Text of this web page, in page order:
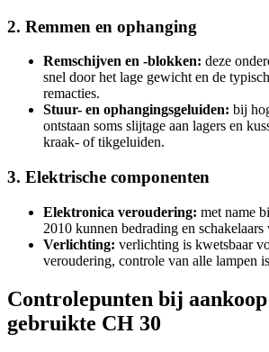
2. Remmen en ophanging
Remschijven en -blokken: deze
snel door het lage gewicht en de
remacties.
Stuur- en ophangingsgeluiden: bij
ontstaan soms slijtage aan lagers en
kraak- of tikgeluiden.
3. Elektrische componenten
Elektronica veroudering: met name
2010 kunnen bedrading en
Verlichting: verlichting is kwetsbaar
veroudering, controle van alle lampen
Controlepunten bij aankoop
gebruikte CH 30